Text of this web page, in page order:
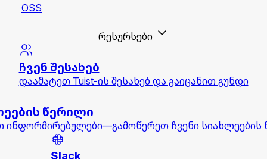
OSS
რესურსები
ჩვენ შესახებ
დაამატეთ Tuist-ის შესახებ და გაიცანით გუნდი
წერილი
ინფორმირებულები—გამოწერეთ ჩვენი სიახლეების
Slack